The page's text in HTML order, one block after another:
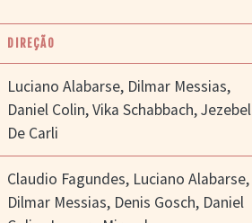
DIREÇÃO
Luciano Alabarse, Dilmar Messias,
Daniel Colin,Vika Schabbach,Jezebel
De Carli
Claudio Fagundes, Luciano Alabarse,
Dilmar Messias, Denis Gosch, Daniel